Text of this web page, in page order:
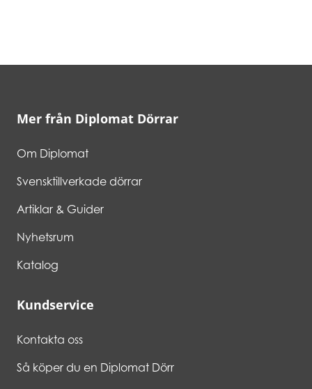
Mer från Diplomat Dörrar
Om Diplomat
Svensktillverkade dörrar
Artiklar & Guider
Nyhetsrum
Katalog
Kundservice
Kontakta oss
Så köper du en Diplomat Dörr